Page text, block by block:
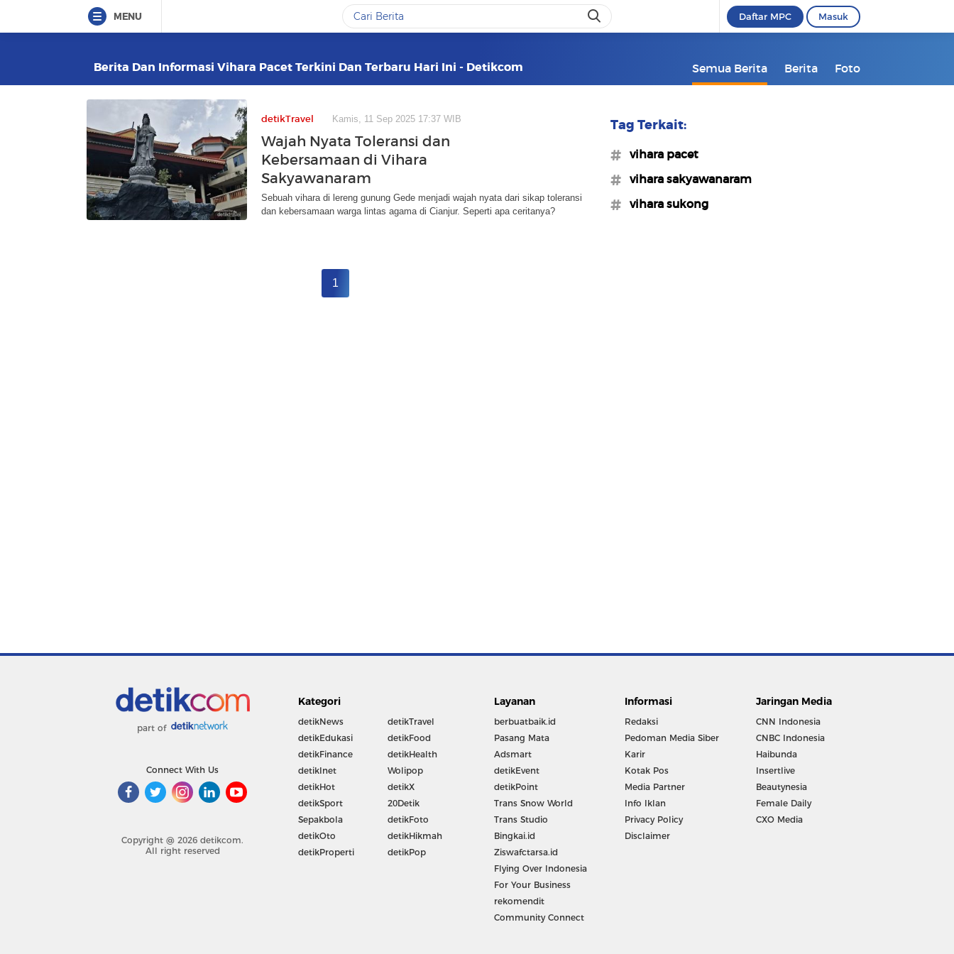
MENU Daftar MPC Masuk
Berita Dan Informasi Vihara Pacet Terkini Dan Terbaru Hari Ini - Detikcom Semua Berita Berita Foto
detikTravel Kamis, 11 Sep 2025 17:37 WIB
Wajah Nyata Toleransi dan
Kebersamaan di Vihara
Sakyawanaram
Sebuah vihara di lereng gunung Gede menjadi wajah nyata dari sikap toleransi
dan kebersamaan warga lintas agama di Cianjur. Seperti apa ceritanya?
1
Tag Terkait:
#vihara pacet
#vihara sakyawanaram
#vihara sukong
part of
Connect With Us
Copyright @ 2026 detikcom.
All right reserved
Kategori
detikNews
detikEdukasi
detikFinance
detikInet
detikHot
detikSport
Sepakbola
detikOto
detikProperti
detikTravel
detikFood
detikHealth
Wolipop
detikX
20Detik
detikFoto
detikHikmah
detikPop
Layanan
berbuatbaik.id
Pasang Mata
Adsmart
detikEvent
detikPoint
Trans Snow World
Trans Studio
Bingkai.id
Ziswafctarsa.id
Flying Over Indonesia
For Your Business
rekomendit
Community Connect
Informasi
Redaksi
Pedoman Media Siber
Karir
Kotak Pos
Media Partner
Info Iklan
Privacy Policy
Disclaimer
Jaringan Media
CNN Indonesia
CNBC Indonesia
Haibunda
Insertlive
Beautynesia
Female Daily
CXO Media